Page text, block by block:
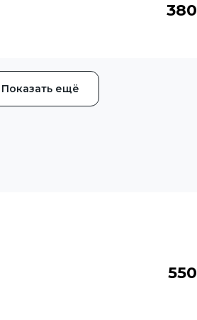
380
Показать ещё
550